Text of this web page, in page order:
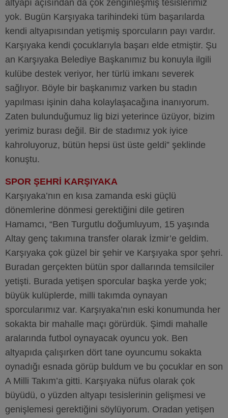
altyapı açısından da çok zenginleşmiş tesislerimiz
yok. Bugün Karşıyaka tarihindeki tüm başarılarda
kendi altyapısından yetişmiş sporcuların payı vardır.
Karşıyaka kendi çocuklarıyla başarı elde etmiştir. Şu
an Karşıyaka Belediye Başkanımız bu konuyla ilgili
kulübe destek veriyor, her türlü imkanı severek
sağlıyor. Böyle bir başkanımız varken bu stadın
yapılması işinin daha kolaylaşacağına inanıyorum.
Zaten bulunduğumuz lig bizi yeterince üzüyor, bizim
yerimiz burası değil. Bir de stadımız yok iyice
kahroluyoruz, bütün hepsi üst üste geldi” şeklinde
konuştu.
SPOR ŞEHRİ KARŞIYAKA
Karşıyaka’nın en kısa zamanda eski güçlü
dönemlerine dönmesi gerektiğini dile getiren
Hamamcı, “Ben Turgutlu doğumluyum, 15 yaşında
Altay genç takımına transfer olarak İzmir’e geldim.
Karşıyaka çok güzel bir şehir ve Karşıyaka spor şehri.
Buradan gerçekten bütün spor dallarında temsilciler
yetişti. Burada yetişen sporcular başka yerde yok;
büyük kulüplerde, milli takımda oynayan
sporcularımız var. Karşıyaka’nın eski konumunda her
sokakta bir mahalle maçı görürdük. Şimdi mahalle
aralarında futbol oynayacak oyuncu yok. Ben
altyapıda çalışırken dört tane oyuncumu sokakta
oynadığı esnada görüp buldum ve bu çocuklar en son
A Milli Takım’a gitti. Karşıyaka nüfus olarak çok
büyüdü, o yüzden altyapı tesislerinin gelişmesi ve
genişlemesi gerektiğini söylüyorum. Oradan yetişen